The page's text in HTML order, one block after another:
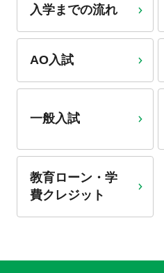
入学までの流れ
AO入試
一般入試
教育ローン・学
費クレジット